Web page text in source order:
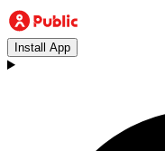
Install App